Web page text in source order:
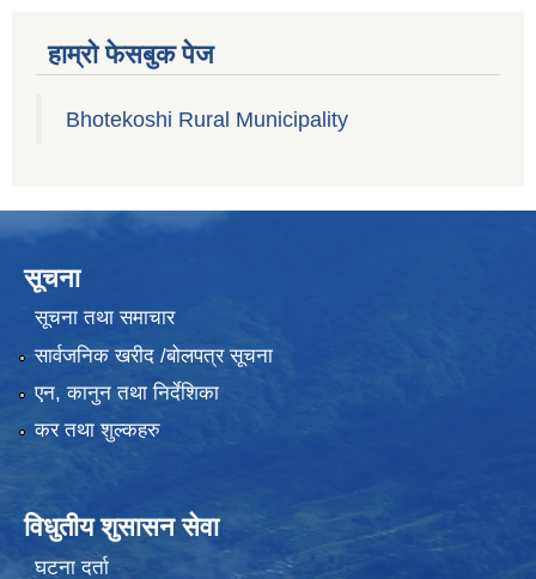
हाम्रो फेसबुक पेज
Bhotekoshi Rural Municipality
सूचना
सूचना तथा समाचार
सार्वजनिक खरीद /बोलपत्र सूचना
एन, कानुन तथा निर्देशिका
कर तथा शुल्कहरु
विधुतीय शुसासन सेवा
घटना दर्ता